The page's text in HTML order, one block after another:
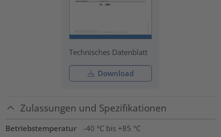
Technisches Datenblatt
Download
Zulassungen und Spezifikationen
Betriebstemperatur
-40 °C bis +85 °C